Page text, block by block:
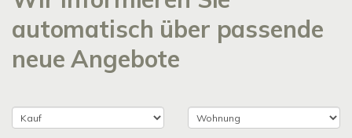
automatisch über passende
neue Angebote